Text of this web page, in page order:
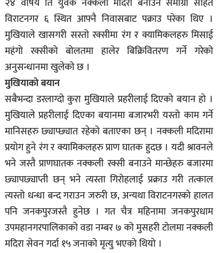
विराटनगर ६ स्थित आफ्नै निवासबाट पक्राउ परेका थिए ।
मुखियाले खासगरी सस्तो रक्सीमा रंग र क्यामिकलहरु मिसाई
महंगो रक्सीको बोलतमा हालेर बिक्रिवितरण गर्ने गरेको
अनुसन्धानमा खुलेको छ ।
मुखियाको बयान
सबैभन्दा डरलाग्दो कुरा मुखियाले प्रहरीलाई दिएको बयान हो ।
मुखियाले प्रहरीलाई दिएका बयानमा बजारभरी यस्तो काम गर्ने
मानिसहरु छ्याप्छ्यात रहेको बताएका छन् । नक्कली मदिरामा
प्रयोग हुने रंग र क्यामिकलहरु प्राण घातक हुदछ । यदी श्रावनले
भने जस्तै प्राणघातक नक्कली रक्सी बनाउने मान्छेहरु बजारमा
छ्यापछ्याप्ती छन् भने त्यस्ता गिरोहलाई प्रक्राउ गरी तत्काल
त्यस्तो धन्धा बन्द गराउन जरुरी छ, अन्यथा विराटनगरको हालत
पनि जनकपुरजस्तै हुनेछ । गत चैत्र महिनामा जनकपुरधाम
उपमहानगरपालिकाको वडा नम्बर ७ को मुसहरी टोलमा नक्कली
मदिरा सेवन गर्दा १५ जनाको मृत्यु भएको थियो ।